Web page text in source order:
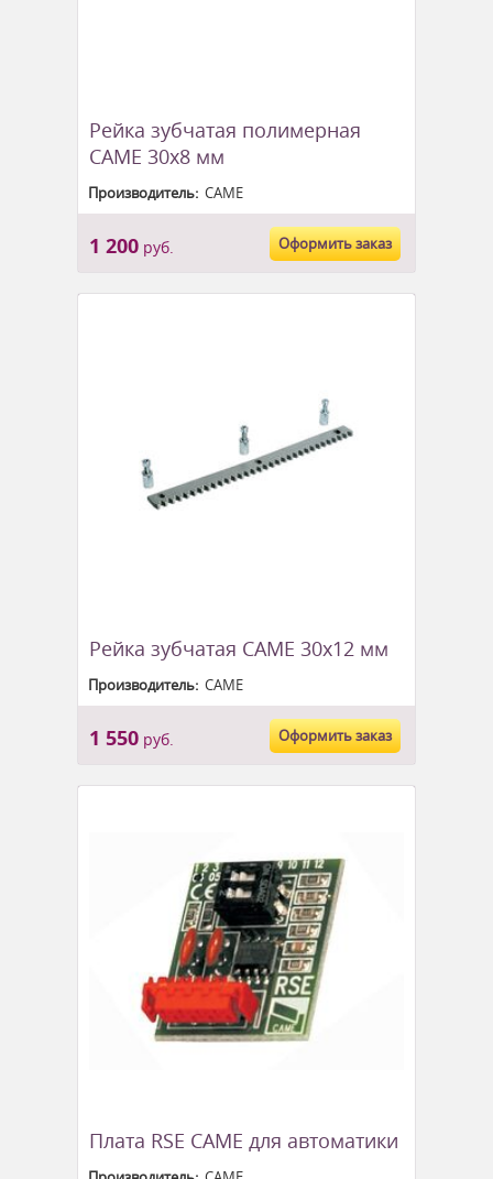
Рейка зубчатая полимерная
CAME 30х8 мм
Производитель:CAME
1 200руб. Оформить заказ
Рейка зубчатая CAME 30x12 мм
Производитель:CAME
1 550руб. Оформить заказ
Плата RSE CAME для автоматики